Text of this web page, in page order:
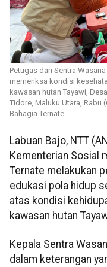
Petugas dari Sentra
memeriksa kondisi
kawasan hutan Tayawi,
Tidore, Maluku Utara, Rabu
Bahagia Ternate
Labuan Bajo, NTT
Kementerian Sosial
Ternate melakukan
edukasi pola hidup
atas kondisi
kawasan hutan
Kepala Sentra
dalam keterangan